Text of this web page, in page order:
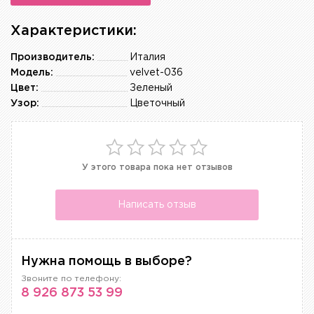
Характеристики:
Италия
Производитель:
velvet-036
Модель:
Зеленый
Цвет:
Цветочный
Узор:
У этого товара пока нет отзывов
Написать отзыв
Нужна помощь в выборе?
Звоните по телефону:
8 926 873 53 99